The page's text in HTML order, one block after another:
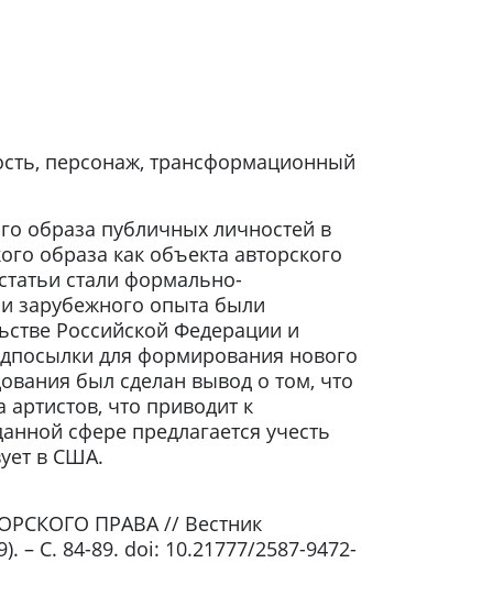
персонаж, трансформационный
образа публичных личностей в
образа как объекта авторского
стали формально-
зарубежного опыта были
Российской Федерации и
для формирования нового
был сделан вывод о том, что
что приводит к
сфере предлагается учесть
в США.
ПРАВА // Вестник
– С. 84-89. doi: 10.21777/2587-9472-